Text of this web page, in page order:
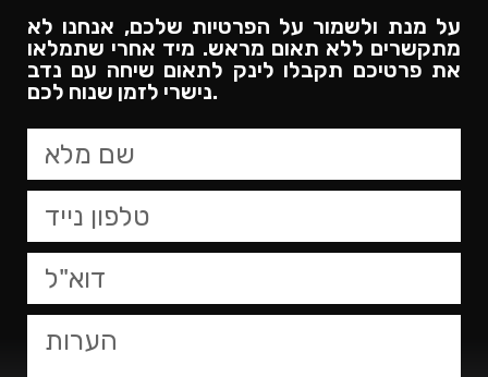
על מנת ולשמור על הפרטיות שלכם, אנחנו לא
מתקשרים ללא תאום מראש. מיד אחרי שתמלאו
את פרטיכם תקבלו לינק לתאום שיחה עם נדב
נישרי לזמן שנוח לכם.​